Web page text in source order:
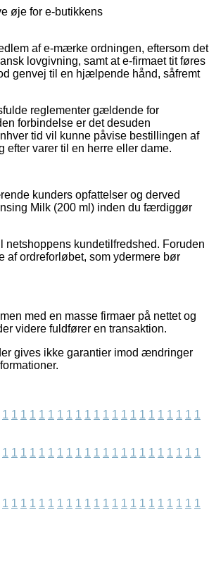
øje for e-butikkens
af e-mærke ordningen, eftersom det
lovgivning, samt at e-firmaet tit føres
genvej til en hjælpende hånd, såfremt
reglementer gældende for
forbindelse er det desuden
tid vil kunne påvise bestillingen af
varer til en herre eller dame.
kunders opfattelser og derved
Milk (200 ml) inden du færdiggør
netshoppens kundetilfredshed. Foruden
af ordreforløbet, som ydermere bør
med en masse firmaer på nettet og
videre fuldfører en transaktion.
gives ikke garantier imod ændringer
1 1 1 1 1 1 1 1 1 1 1 1 1 1 1 1 1 1 1 1 1 1
1 1 1 1 1 1 1 1 1 1 1 1 1 1 1 1 1 1 1 1 1 1
1 1 1 1 1 1 1 1 1 1 1 1 1 1 1 1 1 1 1 1 1 1